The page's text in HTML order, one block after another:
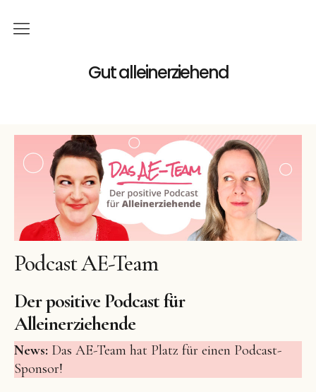
Gut alleinerziehend
Home
Gutes
Geld
Podcast
Bücher
Buchreihe
Podcast AE-Team
Der positive Podcast für
Alleinerziehende
News: Das AE-Team hat Platz für einen Podcast-
Sponsor!